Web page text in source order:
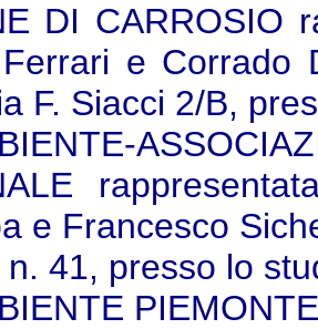
DI CARROSIO
e Corrado
F. Siacci 2/B,
e Francesco
n. 41, presso lo